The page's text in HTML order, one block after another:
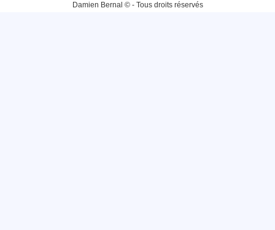
Damien Bernal © - Tous droits réservés